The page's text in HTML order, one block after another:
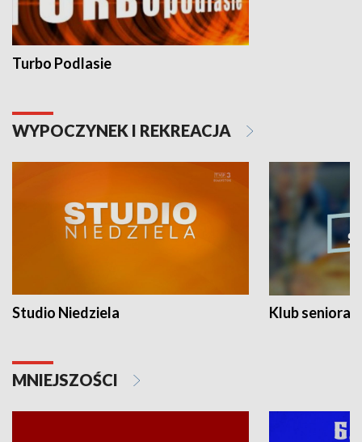
Turbo Podlasie
WYPOCZYNEK I REKREACJA
Studio Niedziela Klub seniora
MNIEJSZOŚCI